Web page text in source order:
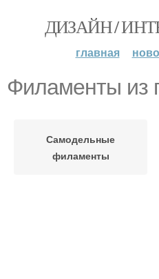
ДИЗАЙН /
главная
Филаменты из
Самодельные
филаменты